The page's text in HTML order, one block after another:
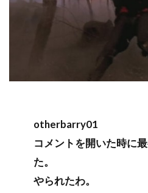
otherbarry01
コメントを開いた時に
た。
やられたわ。